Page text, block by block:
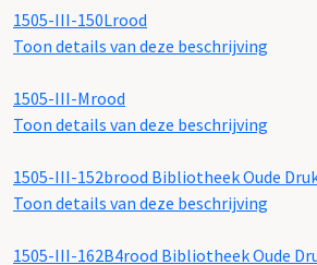
1505-III-150Lrood
Toon details van deze beschrijving
1505-III-Mrood
Toon details van deze beschrijving
1505-III-152brood Bibliotheek Oude
Toon details van deze beschrijving
1505-III-162B4rood Bibliotheek Oude